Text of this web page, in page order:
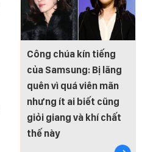
Công chúa kín tiếng
của Samsung: Bị lãng
quên vì quá viên mãn
nhưng ít ai biết cũng
giỏi giang và khí chất
thế này